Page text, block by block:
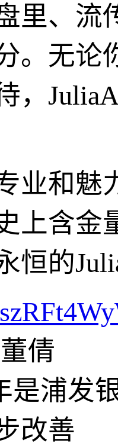
里、流
。无论
，
业和魅
上含金
恒的
倩
是浦发
改善